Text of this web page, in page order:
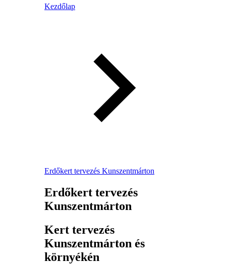
Kezdőlap
Erdőkert tervezés Kunszentmárton
Erdőkert tervezés
Kunszentmárton
Kert tervezés
Kunszentmárton és
környékén